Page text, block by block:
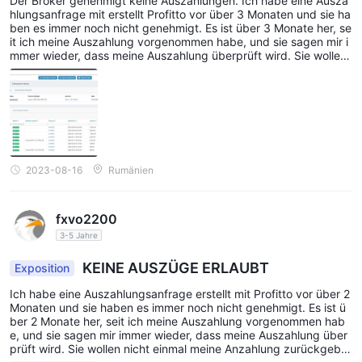
eine maximale Hebelwirkung von1:1000und eine
Mindeststreuung von0,1.Im Gegensatz zum ECN-Konto
werden für über diesen Kontotyp ausgeführte Geschäfte jedoch
keine Provisionsgebühren erhoben. Das Margin-Stop-Out-Level
bleibt bestehen
100
Rohstoffe. Händler, die das STD-Konto verwenden, können
auch die Handelsplattform MetaTrader 4 nutzen. Das Konto
kann mit einer Mindesteinzahlung von eröffnet werden
Das Cent-Konto von Profitto gewährt Zugang zu Devisen,
Edelmetallen, Indizes, Rohstoffen und CFDs. es bietet eine
höhere Mindestspanne von1.5.Im Gegensatz zum ECN-Konto
werden für über diesen Kontotyp ausgeführte Geschäfte keine
Provisionsgebühren erhoben. Das Margin-Stop-Out-Level bleibt
bei 30 %. Die Margin-Anforderungen liegen bei100für Devisen
und Edelmetalle und 50für Indizes und Rohstoffe. Händler
hlungsanfrage mit erstellt Profitto vor über 3 Monaten und sie ha
ben es immer noch nicht genehmigt. Es ist über 3 Monate her, se
it ich meine Auszahlung vorgenommen habe, und sie sagen mir i
mmer wieder, dass meine Auszahlung überprüft wird. Sie wollen
nicht einmal meine Anzahlung zurückgeben. Bisher kann ich nur
sagen, dass der Broker keine Auszahlungen akzeptiert. vermeid
en Profitto wenn Sie Ihr Geld nicht verlieren wollen!
2023-08-16 Rumänien
fxvo2200
3-5 Jahre
Exposition KEINE AUSZÜGE ERLAUBT
Ich habe eine Auszahlungsanfrage erstellt mit Profitto vor über 2
Monaten und sie haben es immer noch nicht genehmigt. Es ist ü
ber 2 Monate her, seit ich meine Auszahlung vorgenommen hab
e, und sie sagen mir immer wieder, dass meine Auszahlung über
prüft wird. Sie wollen nicht einmal meine Anzahlung zurückgebe